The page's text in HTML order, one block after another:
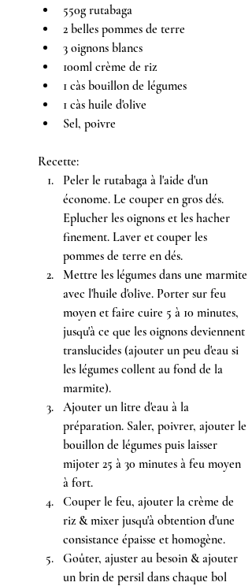
550g rutabaga
2 belles pommes de terre
3 oignons blancs
100ml crème de riz
1 càs bouillon de légumes
1 càs huile d'olive
Sel, poivre
Recette:
Peler le rutabaga à l'aide d'un
économe. Le couper en gros dés.
Eplucher les oignons et les hacher
finement. Laver et couper les
pommes de terre en dés.
Mettre les légumes dans une marmite
avec l'huile d'olive. Porter sur feu
moyen et faire cuire 5 à 10 minutes,
jusqu'à ce que les oignons deviennent
translucides (ajouter un peu d'eau si
les légumes collent au fond de la
marmite).
Ajouter un litre d'eau à la
préparation. Saler, poivrer, ajouter le
bouillon de légumes puis laisser
mijoter 25 à 30 minutes à feu moyen
à fort.
Couper le feu, ajouter la crème de
riz & mixer jusqu'à obtention d'une
consistance épaisse et homogène.
Goûter, ajuster au besoin & ajouter
un brin de persil dans chaque bol